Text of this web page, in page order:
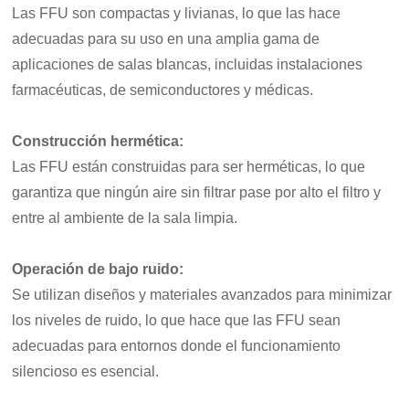
Las FFU son compactas y livianas, lo que las hace
adecuadas para su uso en una amplia gama de
aplicaciones de salas blancas, incluidas instalaciones
farmacéuticas, de semiconductores y médicas.
Construcción hermética:
Las FFU están construidas para ser herméticas, lo que
garantiza que ningún aire sin filtrar pase por alto el filtro y
entre al ambiente de la sala limpia.
Operación de bajo ruido:
Se utilizan diseños y materiales avanzados para minimizar
los niveles de ruido, lo que hace que las FFU sean
adecuadas para entornos donde el funcionamiento
silencioso es esencial.